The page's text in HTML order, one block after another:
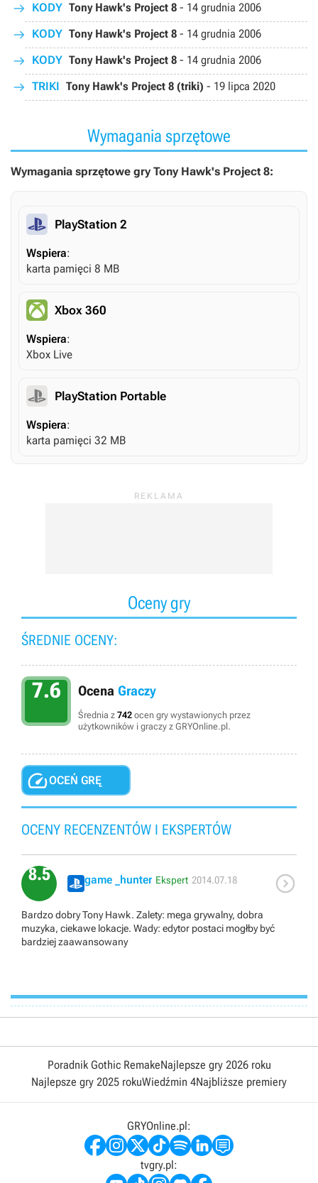
KODY Tony Hawk's Project 8 - 14 grudnia 2006
KODY Tony Hawk's Project 8 - 14 grudnia 2006
KODY Tony Hawk's Project 8 - 14 grudnia 2006
TRIKI Tony Hawk's Project 8 (triki) - 19 lipca 2020
Wymagania sprzętowe
Wymagania sprzętowe gry Tony Hawk's Project 8:
PlayStation 2
Wspiera:
karta pamięci 8 MB
Xbox 360
Wspiera:
Xbox Live
PlayStation Portable
Wspiera:
karta pamięci 32 MB
Oceny gry
ŚREDNIE OCENY:
7.6 Ocena Graczy
Średnia z 742 ocen gry wystawionych przez
użytkowników i graczy z GRYOnline.pl.
OCEŃ GRĘ
OCENY RECENZENTÓW I EKSPERTÓW
8.5 game _hunter Ekspert 2014.07.18 
Bardzo dobry Tony Hawk. Zalety: mega grywalny, dobra
muzyka, ciekawe lokacje. Wady: edytor postaci mogłby być
bardziej zaawansowany
Poradnik Gothic RemakeNajlepsze gry 2026 roku
Najlepsze gry 2025 rokuWiedźmin 4Najbliższe premiery
GRYOnline.pl:
tvgry.pl: